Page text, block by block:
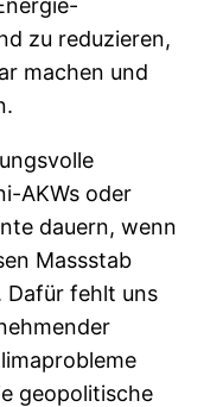
zu reduzieren,
machen und
AKWs oder
dauern, wenn
Massstab
Dafür fehlt uns
geopolitische